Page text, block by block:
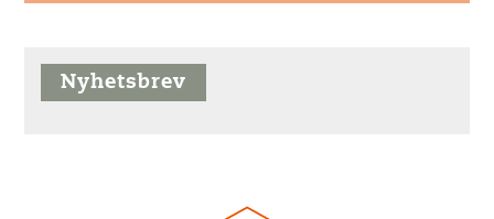
Nyhetsbrev